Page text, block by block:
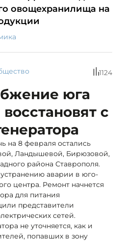
овощехранилища на
1124
юга
с
на 8 февраля остались
Ландышевой, Бирюзовой,
района Ставрополя.
устранению аварии в юго-
центра. Ремонт начнется
для питания
представители
сетей.
не уточняется, как и
попавших в зону